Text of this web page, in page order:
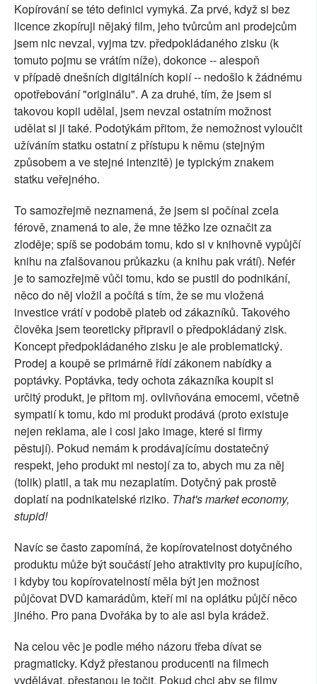
Kopírování se této definici vymyká. Za prvé, když si bez
licence zkopíruji nějaký film, jeho tvůrcům ani prodejcům
jsem nic nevzal, vyjma tzv. předpokládaného zisku (k
tomuto pojmu se vrátím níže), dokonce -- alespoň
v případě dnešních digitálních kopií -- nedošlo k žádnému
opotřebování "originálu". A za druhé, tím, že jsem si
takovou kopii udělal, jsem nevzal ostatním možnost
udělat si ji také. Podotýkám přitom, že nemožnost vyloučit
užíváním statku ostatní z přístupu k němu (stejným
způsobem a ve stejné intenzitě) je typickým znakem
statku veřejného.
To samozřejmě neznamená, že jsem si počínal zcela
férově, znamená to ale, že mne těžko lze označit za
zloděje; spíš se podobám tomu, kdo si v knihovně vypůjčí
knihu na zfalšovanou průkazku (a knihu pak vrátí). Nefér
je to samozřejmě vůči tomu, kdo se pustil do podnikání,
něco do něj vložil a počítá s tím, že se mu vložená
investice vrátí v podobě plateb od zákazníků. Takového
člověka jsem teoreticky připravil o předpokládaný zisk.
Koncept předpokládaného zisku je ale problematický.
Prodej a koupě se primárně řídí zákonem nabídky a
poptávky. Poptávka, tedy ochota zákazníka koupit si
určitý produkt, je přitom mj. ovlivňována emocemi, včetně
sympatií k tomu, kdo mi produkt prodává (proto existuje
nejen reklama, ale i cosi jako image, které si firmy
pěstují). Pokud nemám k prodávajícímu dostatečný
respekt, jeho produkt mi nestojí za to, abych mu za něj
(tolik) platil, a tak mu nezaplatím. Dotyčný pak prostě
doplatí na podnikatelské riziko. That's market economy,
stupid!
Navíc se často zapomíná, že kopírovatelnost dotyčného
produktu může být součástí jeho atraktivity pro kupujícího,
i kdyby tou kopírovatelností měla být jen možnost
půjčovat DVD kamarádům, kteří mi na oplátku půjčí něco
jiného. Pro pana Dvořáka by to ale asi byla krádež.
Na celou věc je podle mého názoru třeba dívat se
pragmaticky. Když přestanou producenti na filmech
vydělávat, přestanou je točit. Pokud chci aby se filmy